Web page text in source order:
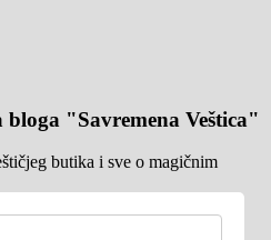
bloga "Savremena Veštica"
butika i sve o magičnim